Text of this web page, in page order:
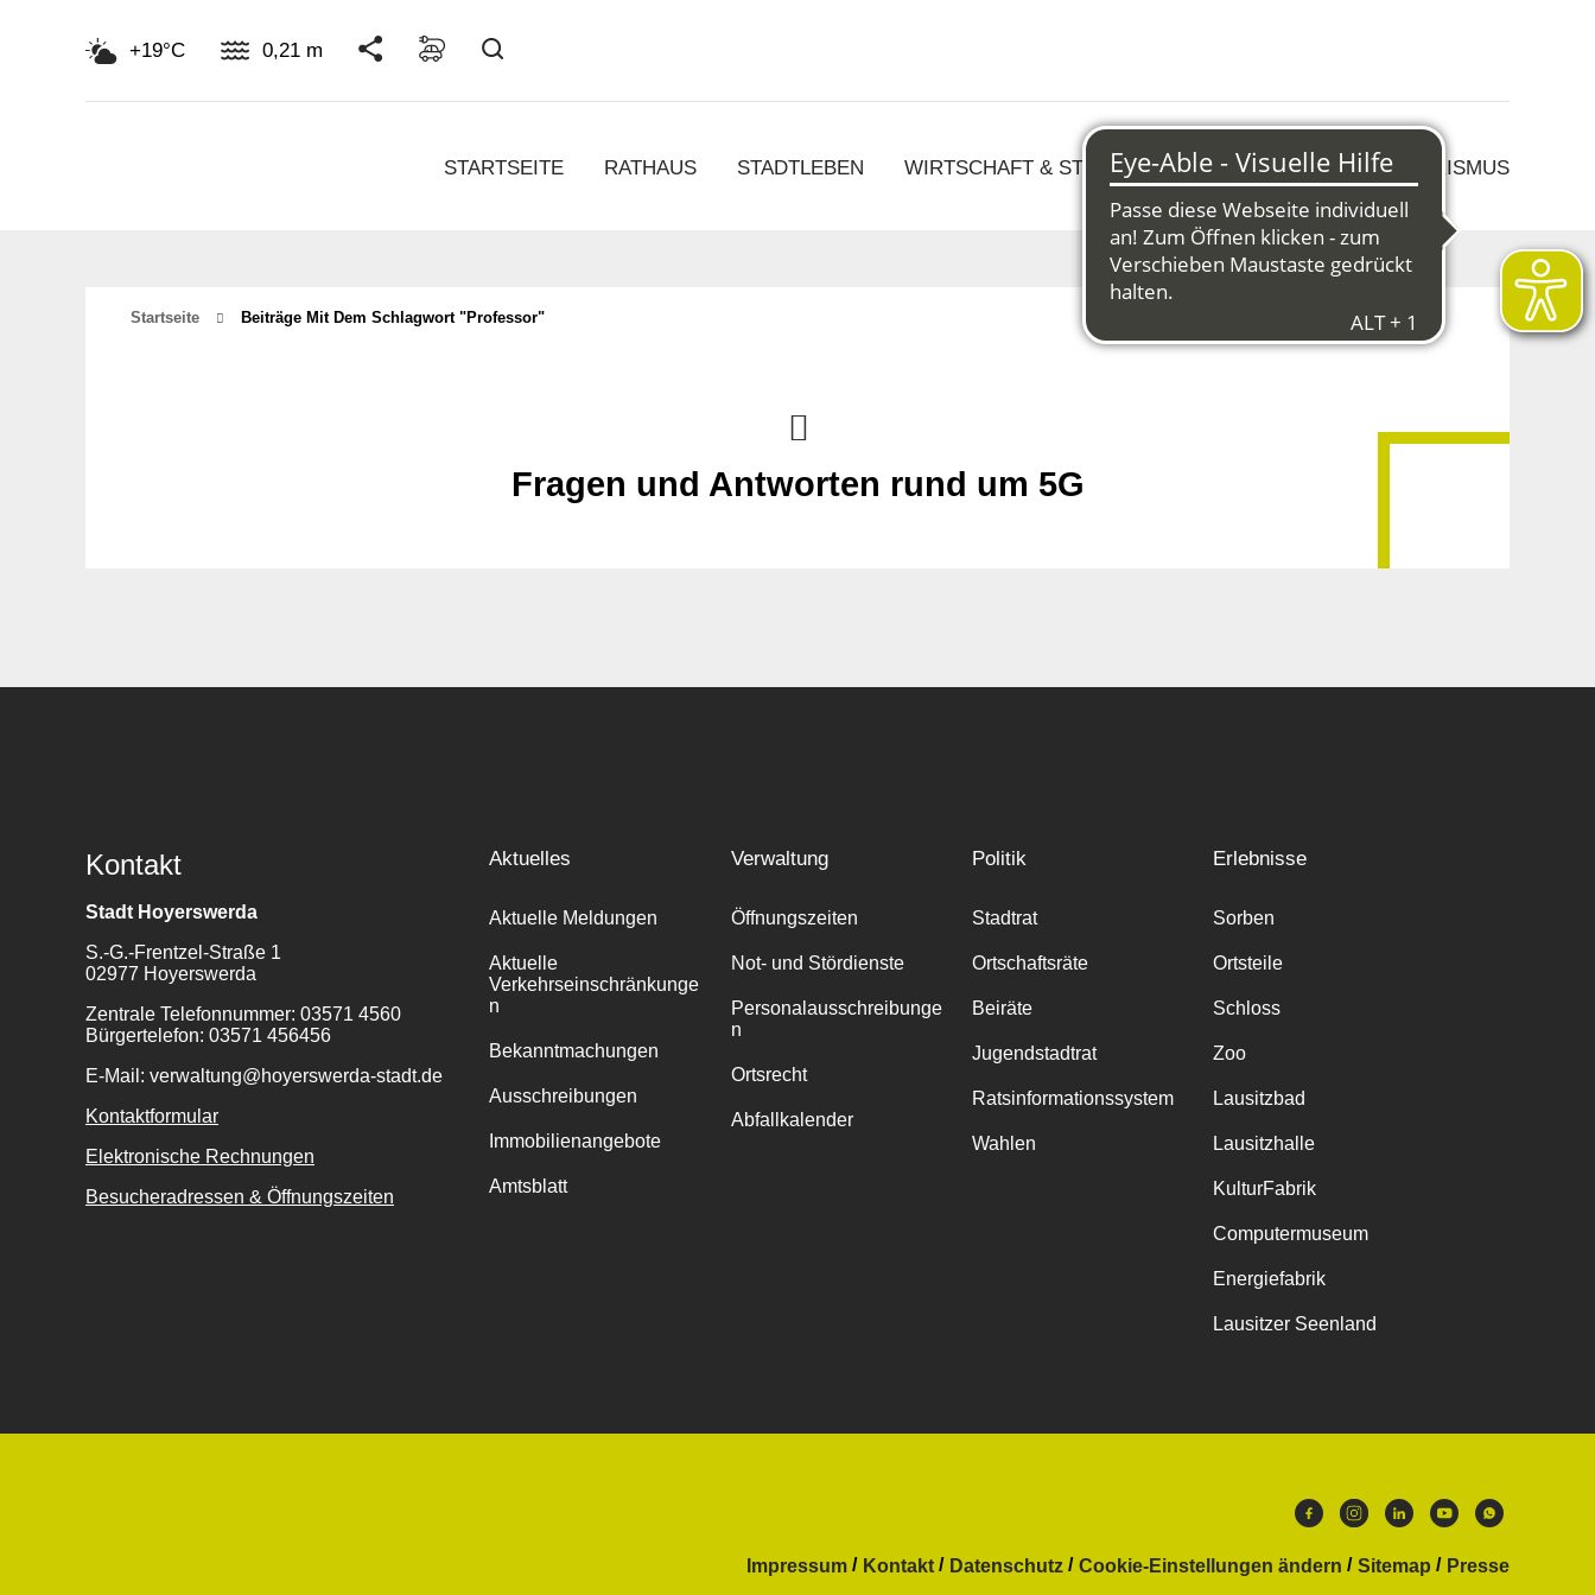
+19°C 0,21 m
STARTSEITE RATHAUS STADTLEBEN WIRTSCHAFT & STRUKTURWANDEL KULTUR & TOURISMUS
Startseite Beiträge Mit Dem Schlagwort "professor"
Fragen und Antworten rund um 5G
Kontakt
Stadt Hoyerswerda
S.-G.-Frentzel-Straße 1
02977 Hoyerswerda
Zentrale Telefonnummer: 03571 4560
Bürgertelefon: 03571 456456
E-Mail: verwaltung@hoyerswerda-stadt.de
Kontaktformular
Elektronische Rechnungen
Besucheradressen & Öffnungszeiten
Aktuelles
Aktuelle Meldungen
Aktuelle
Verkehrseinschränkunge
n
Bekanntmachungen
Ausschreibungen
Immobilienangebote
Amtsblatt
Verwaltung
Öffnungszeiten
Not- und Stördienste
Personalausschreibunge
n
Ortsrecht
Abfallkalender
Politik
Stadtrat
Ortschaftsräte
Beiräte
Jugendstadtrat
Ratsinformationssystem
Wahlen
Erlebnisse
Sorben
Ortsteile
Schloss
Zoo
Lausitzbad
Lausitzhalle
KulturFabrik
Computermuseum
Energiefabrik
Lausitzer Seenland
Impressum Kontakt Datenschutz Cookie-Einstellungen ändern Sitemap
Presse